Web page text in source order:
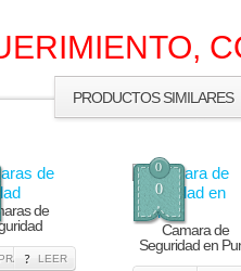
PRODUCTOS SIMILARES
de
LEER
0
0
Camara de
Seguridad en